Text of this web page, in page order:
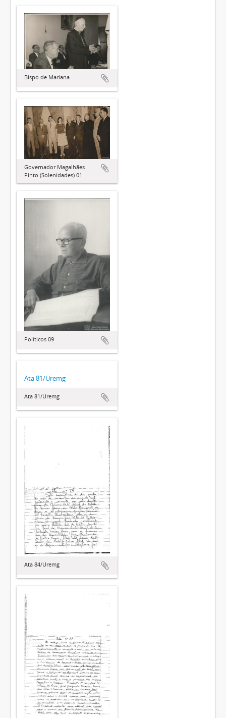
Bispo de Mariana
Governador Magalhães
Pinto (Solenidades) 01
Políticos 09
Ata 81/Uremg
Ata 81/Uremg
Ata 84/Uremg